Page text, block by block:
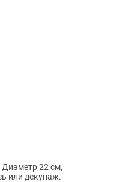
Диаметр 22 см,
или декупаж.